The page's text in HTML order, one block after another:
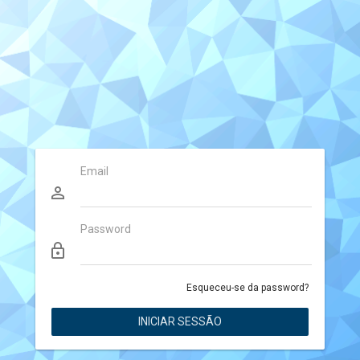
Email
perm_identity
Password
lock_outline
Esqueceu-se da password?
INICIAR SESSÃO